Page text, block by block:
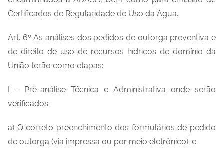
Certificados de Regularidade de Uso da Água.
Art. 6º As análises dos pedidos de outorga preventiva e
de direito de uso de recursos hídricos de domínio da
União terão como etapas:
I – Pré-análise Técnica e Administrativa onde serão
verificados:
a) O correto preenchimento dos formulários de pedido
de outorga (via impressa ou por meio eletrônico); e